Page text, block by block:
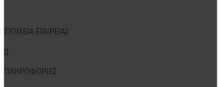
ΣΤΟΙΧΕΙΑ ΕΤΑΙΡΕΙΑΣ

ΠΛΗΡΟΦΟΡΙΕΣ